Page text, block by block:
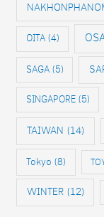
OITA(4)
SAGA(5)
SINGAPORE(5)
TAIWAN (14)
Tokyo (8)
WINTER(12)